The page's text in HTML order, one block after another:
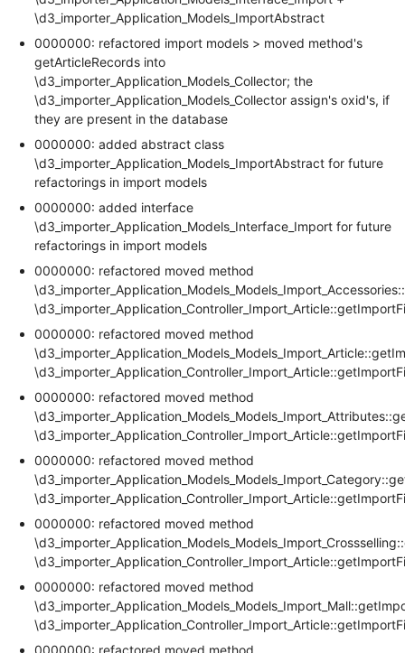
\d3_importer_Application_Models_ImportAbstract
0000000: refactored import models > moved method's
getArticleRecords into
\d3_importer_Application_Models_Collector; the
\d3_importer_Application_Models_Collector assign's oxid's, if
they are present in the database
0000000: added abstract class
\d3_importer_Application_Models_ImportAbstract for future
refactorings in import models
0000000: added interface
\d3_importer_Application_Models_Interface_Import for future
refactorings in import models
0000000: refactored moved method
0000000: refactored moved method
0000000: refactored moved method
0000000: refactored moved method
0000000: refactored moved method
0000000: refactored moved method
0000000: refactored moved method